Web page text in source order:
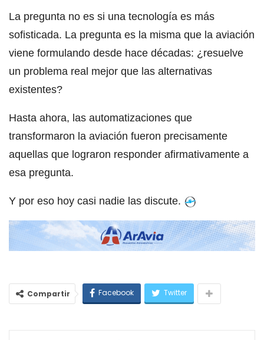
La pregunta no es si una tecnología es más
sofisticada. La pregunta es la misma que la aviación
viene formulando desde hace décadas: ¿resuelve
un problema real mejor que las alternativas
existentes?
Hasta ahora, las automatizaciones que
transformaron la aviación fueron precisamente
aquellas que lograron responder afirmativamente a
esa pregunta.
Y por eso hoy casi nadie las discute.
Compartir Facebook Twitter